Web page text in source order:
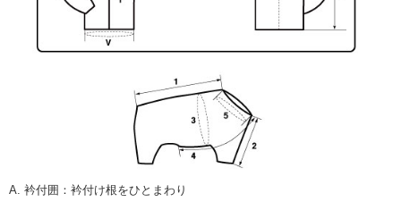
A. 衿付囲 ： 衿付け根をひとまわり